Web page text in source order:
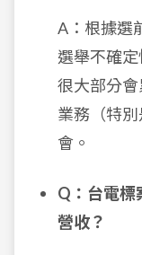
A：根據選
選舉不確
很大部分
業務（特
會。
Q：台電標
營收？